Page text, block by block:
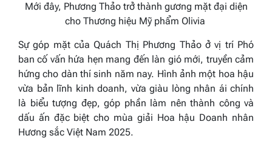
Mới đây, Phương Thảo trở thành gương mặt đại diện
cho Thương hiệu Mỹ phẩm Olivia
Sự góp mặt của Quách Thị Phương Thảo ở vị trí Phó
ban cố vấn hứa hẹn mang đến làn gió mới, truyền cảm
hứng cho dàn thí sinh năm nay. Hình ảnh một hoa hậu
vừa bản lĩnh kinh doanh, vừa giàu lòng nhân ái chính
là biểu tượng đẹp, góp phần làm nên thành công và
dấu ấn đặc biệt cho mùa giải Hoa hậu Doanh nhân
Hương sắc Việt Nam 2025.